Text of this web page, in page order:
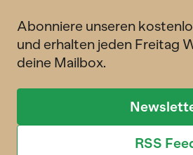
Abonniere unseren
und erhalten jeden Freitag
deine Mailbox.
RSS